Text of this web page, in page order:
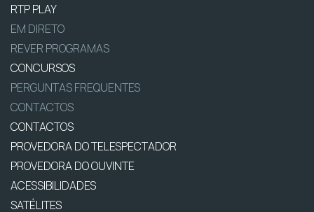
RTP PLAY
EM DIRETO
REVER PROGRAMAS
CONCURSOS
PERGUNTAS FREQUENTES
CONTACTOS
CONTACTOS
PROVEDORA DO TELESPECTADOR
PROVEDORA DO OUVINTE
ACESSIBILIDADES
SATÉLITES